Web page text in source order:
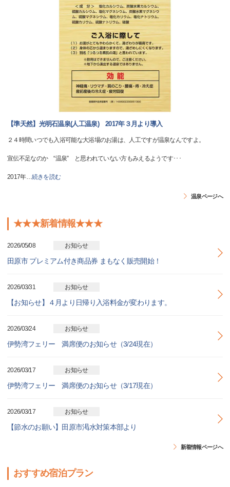
【準天然】光明石温泉(人工温泉) 2017年３月より導入
２４時間いつでも入浴可能な大浴場のお湯は、人工ですが温泉なんですよ。
宣伝不足なのか “温泉” と思われていない方もみえるようです･･･
2017年…続きを読む
温泉ページへ
★★★新着情報★★★
2026/05/08 お知らせ
田原市 プレミアム付き商品券 まもなく販売開始！
2026/03/31 お知らせ
【お知らせ】４月より日帰り入浴料金が変わります。
2026/03/24 お知らせ
伊勢湾フェリー 満席便のお知らせ（3/24現在）
2026/03/17 お知らせ
伊勢湾フェリー 満席便のお知らせ（3/17現在）
2026/03/17 お知らせ
【節水のお願い】田原市渇水対策本部より
新着情報ページへ
おすすめ宿泊プラン